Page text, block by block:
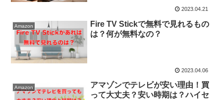
2023.04.21
Amazon
Fire TV Stickで無料で見れるもの
は？何が無料なの？
2023.04.06
Amazon
アマゾンでテレビが安い理由！買
って大丈夫？安い時期は？ハイセ